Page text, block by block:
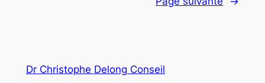
Dr Christophe Delong Conseil